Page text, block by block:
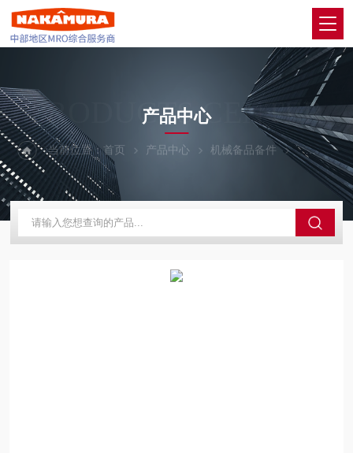
PRODUCTS CENTER
产品中心
当前位置：首页 产品中心 机械备品备件 KABUTO